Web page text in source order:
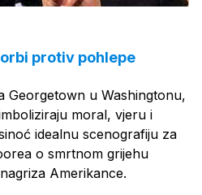
protiv pohlepe
Georgetown u Washingtonu,
moral, vjeru i
idealnu scenografiju za
o smrtnom grijehu
Amerikance.